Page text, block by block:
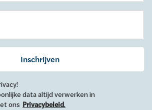
Inschrijven
data altijd verwerken in
ons Privacybeleid.